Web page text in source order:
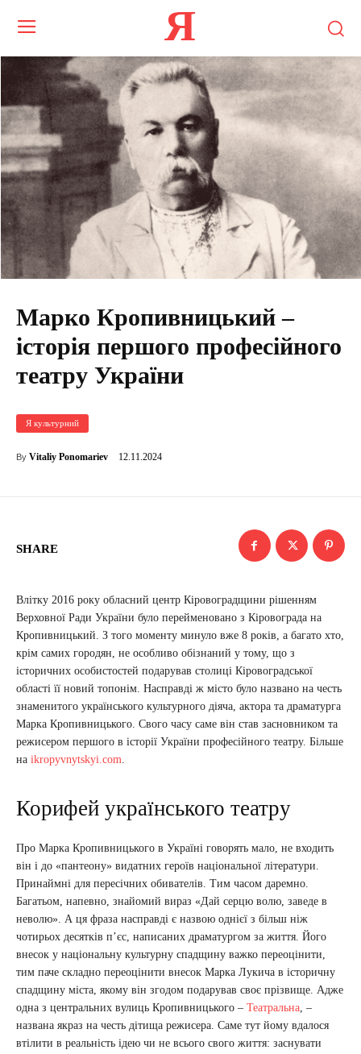
Я
Марко Кропивницький –
історія першого професійного
театру України
Я культурний
By Vitaliy Ponomariev 12.11.2024
SHARE
Влітку 2016 року обласний центр Кіровоградщини рішенням
Верховної Ради України було перейменовано з Кіровограда на
Кропивницький. З того моменту минуло вже 8 років, а багато хто,
крім самих городян, не особливо обізнаний у тому, що з
історичних особистостей подарував столиці Кіровоградської
області її новий топонім. Насправді ж місто було названо на честь
знаменитого українського культурного діяча, актора та драматурга
Марка Кропивницького. Свого часу саме він став засновником та
режисером першого в історії України професійного театру. Більше
на ikropyvnytskyi.com.
Корифей українського театру
Про Марка Кропивницького в Україні говорять мало, не входить
він і до «пантеону» видатних героїв національної літератури.
Принаймні для пересічних обивателів. Тим часом даремно.
Багатьом, напевно, знайомий вираз «Дай серцю волю, заведе в
неволю». А ця фраза насправді є назвою однієї з більш ніж
чотирьох десятків п’єс, написаних драматургом за життя. Його
внесок у національну культурну спадщину важко переоцінити,
тим паче складно переоцінити внесок Марка Лукича в історичну
спадщину міста, якому він згодом подарував своє прізвище. Адже
одна з центральних вулиць Кропивницького – Театральна, –
названа якраз на честь дітища режисера. Саме тут йому вдалося
втілити в реальність ідею чи не всього свого життя: заснувати